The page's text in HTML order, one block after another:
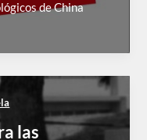
de China
las